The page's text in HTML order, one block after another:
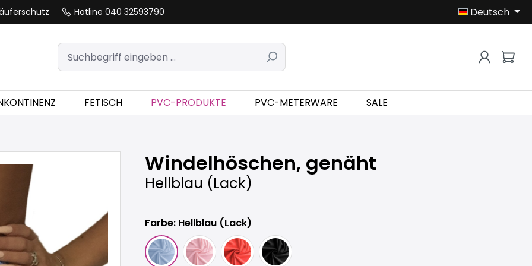
Hotline 040 32593790 Deutsch
FETISCH PVC-PRODUKTE PVC-METERWARE SALE
Windelhöschen, genäht
Hellblau (Lack)
Farbe: Hellblau (Lack)